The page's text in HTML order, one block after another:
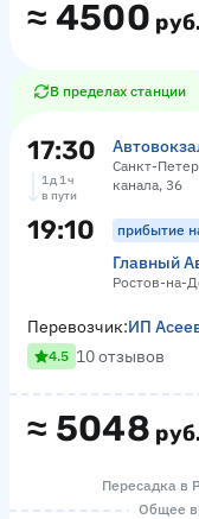
≈ 4500
В пределах станции
17:30
Санкт-
канала, 36
1 д 1 ч
в пути
19:10 прибытие
Главный
Ростов-на-
≈ 5048
Перевозчик:ИП
4.5 10 отзывов
Пересадка в
Общее